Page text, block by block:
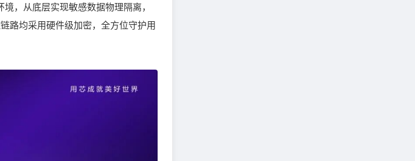
，从底层实现敏感数据物理隔离，
路均采用硬件级加密，全方位守护用